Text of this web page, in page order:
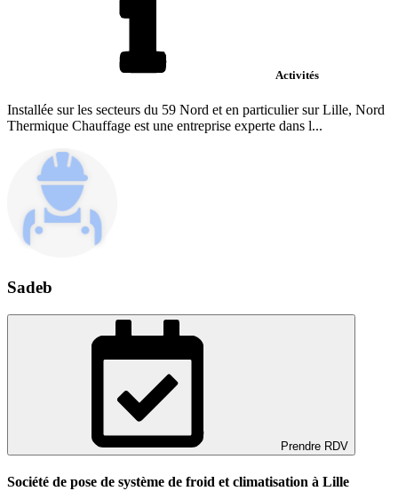
Activités
Installée sur les secteurs du 59 Nord et en particulier sur Lille, Nord
Thermique Chauffage est une entreprise experte dans l...
Sadeb
Prendre RDV
Société de pose de système de froid et climatisation à Lille